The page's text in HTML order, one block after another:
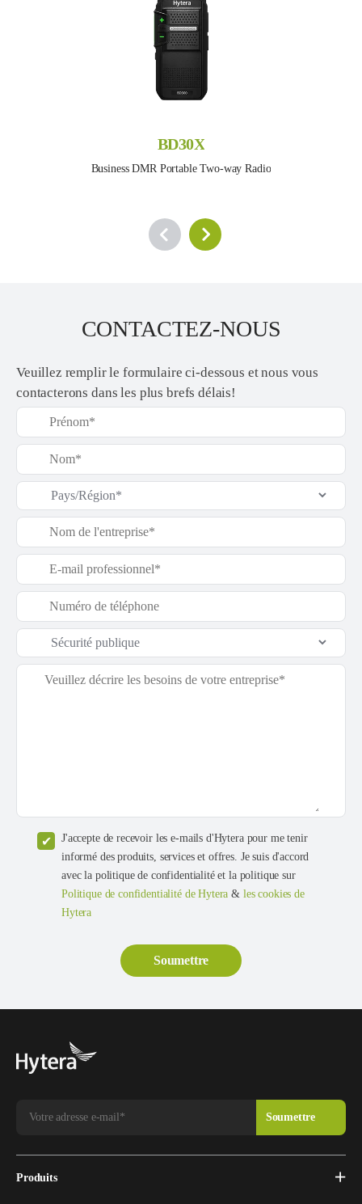
BD30X
Business DMR Portable Two-way Radio
CONTACTEZ-NOUS
Veuillez remplir le formulaire ci-dessous et nous vous
contacterons dans les plus brefs délais!
J'accepte de recevoir les e-mails d'Hytera pour me tenir
informé des produits, services et offres. Je suis d'accord
avec la politique de confidentialité et la politique sur
Politique de confidentialité de Hytera & les cookies de
Hytera
Produits